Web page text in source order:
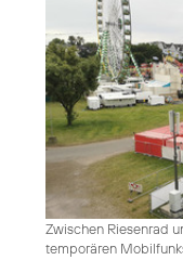
Zwischen Riesenrad
temporären